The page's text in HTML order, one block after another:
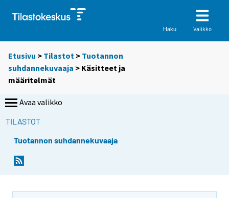
Haku Valikko
Etusivu > Tilastot > Tuotannon
suhdannekuvaaja > Käsitteet ja
määritelmät
Avaa valikko
TILASTOT
Tuotannon suhdannekuvaaja